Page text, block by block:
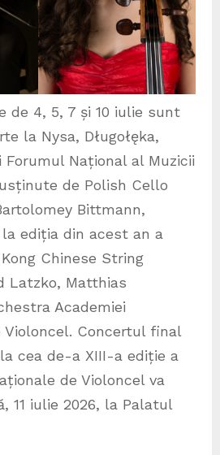
de 4, 5, 7 și 10 iulie sunt
la Nysa, Długołęka,
Forumul Național al Muzicii
de Polish Cello
Bittmann,
ediția din acest an a
Chinese String
Latzko, Matthias
Academiei
Concertul final
cea de-a XIII-a ediție a
de Violoncel va
11 iulie 2026, la Palatul